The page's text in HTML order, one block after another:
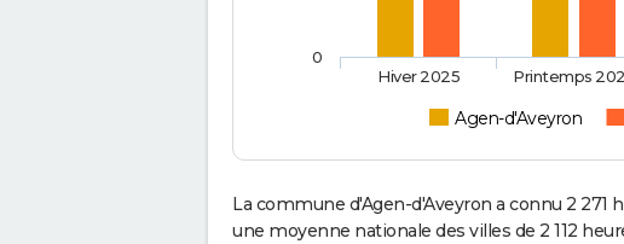
Agen-d'Aveyron
Hiver 2025 Printemps
0
La commune d'Agen-d'Aveyron a connu 2
une moyenne nationale des villes de 2 112